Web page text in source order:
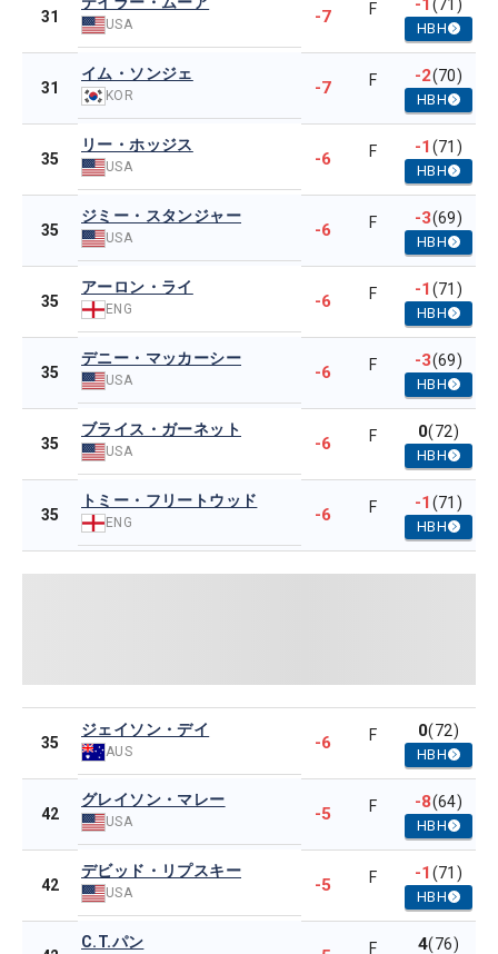
31 USA -7 F -1 (71)
HBH
31
イム・ソンジェ
KOR -7 F -2(70)
HBH
35
リー・ホッジス
USA -6 F -1(71)
HBH
35
ジミー・スタンジャー
USA -6 F -3(69)
HBH
35
アーロン・ライ
ENG -6 F -1(71)
HBH
35
デニー・マッカーシー
USA -6 F -3(69)
HBH
35
ブライス・ガーネット
USA -6 F 0(72)
HBH
35
トミー・フリートウッド
ENG -6 F -1(71)
HBH
35
ジェイソン・デイ
AUS -6 F 0(72)
HBH
42
グレイソン・マレー
USA -5 F -8(64)
HBH
42
デビッド・リプスキー
USA -5 F -1(71)
HBH
C.T.パン F 4(76)